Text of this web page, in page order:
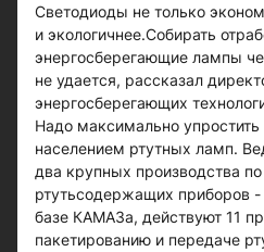
Светодиоды не только
и экологичнее.Собирать
энергосберегающие лампы
не удается, рассказал
энергосберегающих
Надо максимально
населением ртутных ламп.
два крупных производства
ртутьсодержащих приборов
базе КАМАЗа, действуют 11
пакетированию и передаче